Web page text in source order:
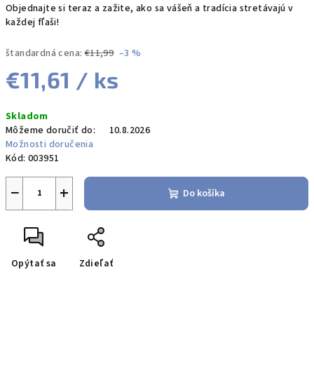
Objednajte si teraz a zažite, ako sa vášeň a tradícia stretávajú v
každej fľaši!
štandardná cena: €11,99 –3 %
€11,61 / ks
cena:
Skladom
Môžeme doručiť do:
10.8.2026
Možnosti doručenia
Kód: 003951
+
− Do košíka
Opýtať sa Zdieľať